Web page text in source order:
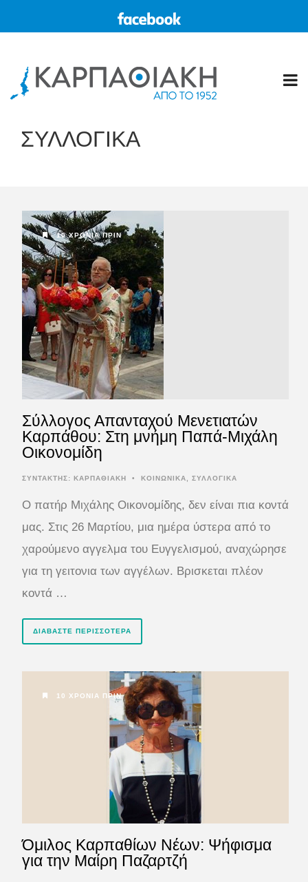
ΣΥΛΛΟΓΙΚΑ
10 ΧΡΌΝΙΑ ΠΡΙΝ
Σύλλογος Απανταχού Μενετιατών
Καρπάθου: Στη μνήμη Παπά-Μιχάλη
Οικονομίδη
ΣΥΝΤΆΚΤΗΣ: ΚΑΡΠΑΘΙΑΚΗ • ΚΟΙΝΩΝΙΚΑ ΣΥΛΛΟΓΙΚΑ
Ο πατήρ Μιχάλης Οικονομίδης, δεν είναι πια κοντά
μας. Στις 26 Μαρτίου, μια ημέρα ύστερα από το
χαρούμενο αγγελμα του Ευγγελισμού, αναχώρησε
για τη γειτονια των αγγέλων. Βρισκεται πλέον
κοντά …
ΔΙΑΒΆΣΤΕ ΠΕΡΙΣΣΌΤΕΡΑ
10 ΧΡΌΝΙΑ ΠΡΙΝ
Όμιλος Καρπαθίων Νέων: Ψήφισμα
για την Μαίρη Παζαρτζή